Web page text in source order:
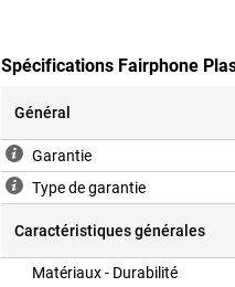
Spécifications Fairphone
Général
Garantie
Type de garantie
Caractéristiques générales
Matériaux - Durabilité